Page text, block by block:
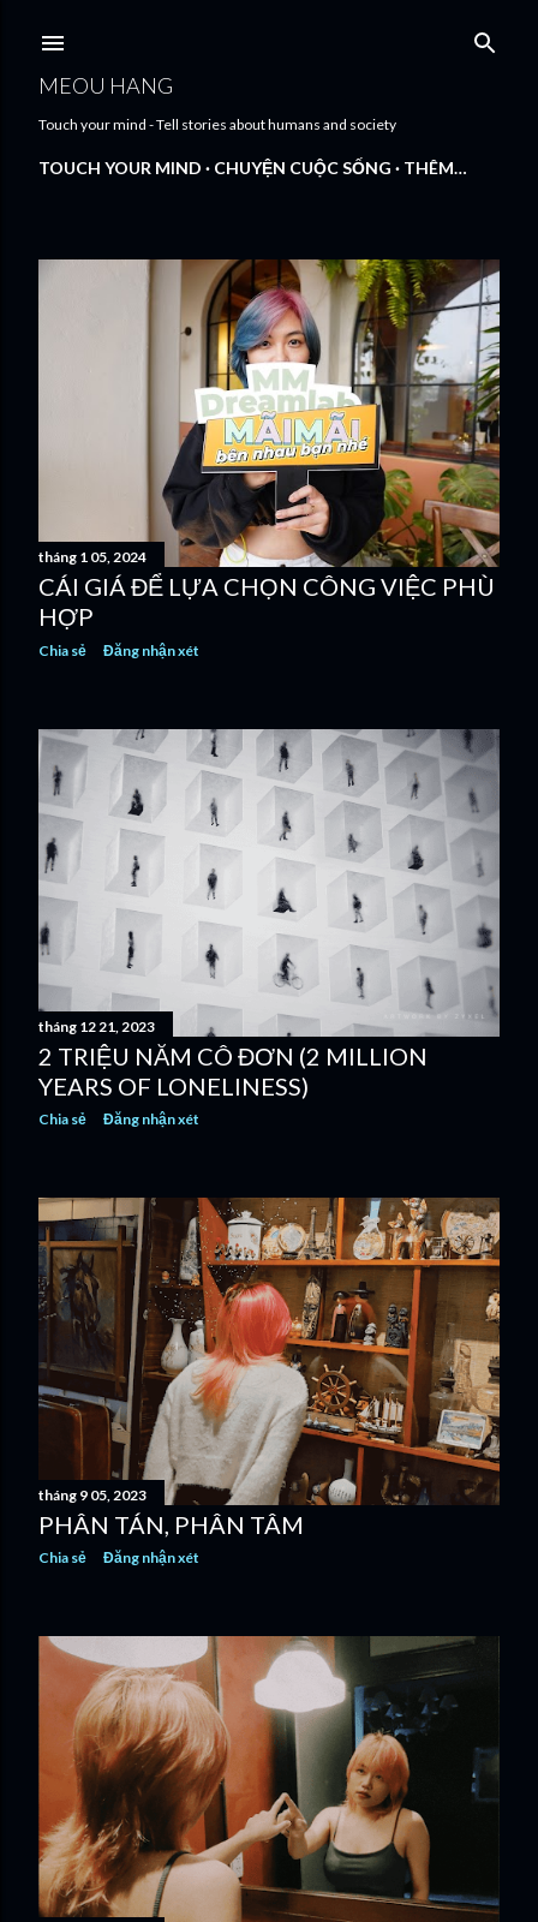
MEOU HANG
Touch your mind - Tell stories about humans and society
TOUCH YOUR MIND CHUYỆN CUỘC SỐNG THÊM…
g
tháng 1 05, 2024
CÁI GIÁ ĐỂ LỰA CHỌN CÔNG VIỆC PHÙ
HỢP
Chia sẻ Đăng nhận xét
tháng 12 21, 2023
2 TRIỆU NĂM CÔ ĐƠN (2 MILLION
YEARS OF LONELINESS)
Chia sẻ Đăng nhận xét
tháng 9 05, 2023
PHÂN TÁN, PHÂN TÂM
Chia sẻ Đăng nhận xét